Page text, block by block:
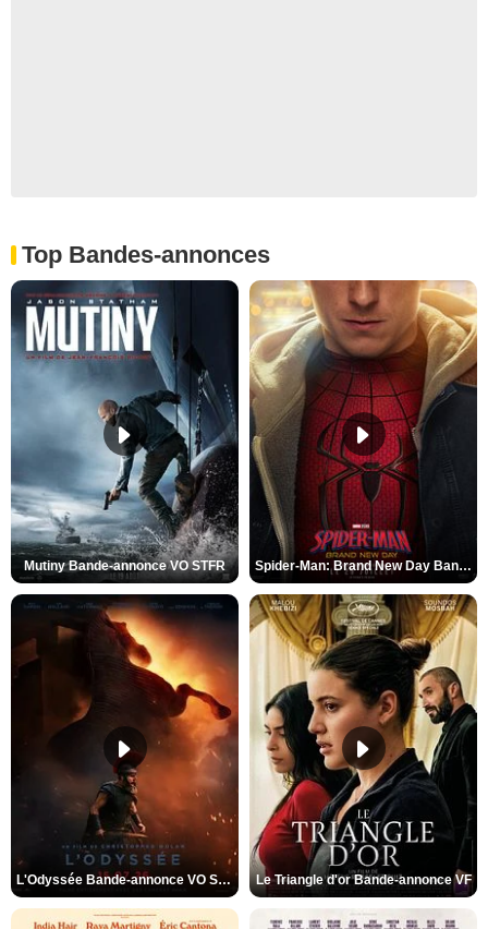
Top Bandes-annonces
Mutiny Bande-annonce VO STFR Spider-Man: Brand New Day Bande-annonce VO STFR
L'Odyssée Bande-annonce VO STFR Le Triangle d'or Bande-annonce VF